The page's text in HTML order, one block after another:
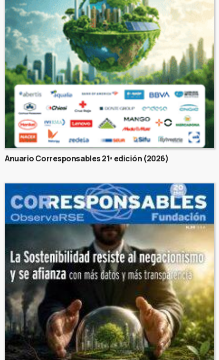
Anuario Corresponsables 21ª edición (2026)